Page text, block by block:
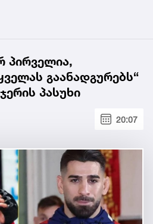
პირველია,
გაანადგურებს“
პასუხი
20:07